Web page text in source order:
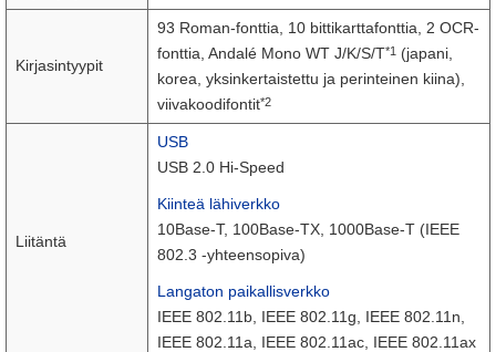
Kirjasintyypit
93 Roman-fonttia, 10 bittikarttafonttia, 2 OCR-
fonttia, Andalé Mono WT J/K/S/T*1 (japani,
korea, yksinkertaistettu ja perinteinen kiina),
viivakoodifontit*2
Liitäntä
USB
USB 2.0 Hi-Speed
Kiinteä lähiverkko
10Base-T, 100Base-TX, 1000Base-T (IEEE
802.3 -yhteensopiva)
Langaton paikallisverkko
IEEE 802.11b, IEEE 802.11g, IEEE 802.11n,
IEEE 802.11a, IEEE 802.11ac, IEEE 802.11ax